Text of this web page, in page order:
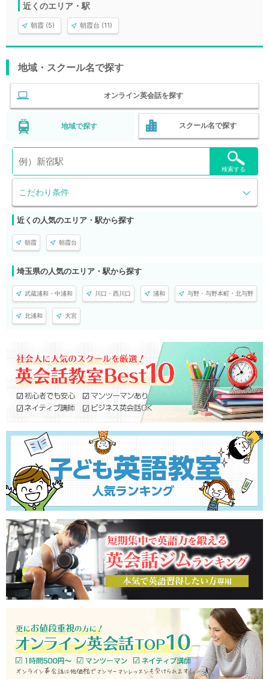
近くのエリア・駅
朝霞 (5) 朝霞台 (11)
地域・スクール名で探す
オンライン英会話を探す
地域で探す スクール名で探す
こだわり条件
検索する
近くの人気のエリア・駅から探す
朝霞 朝霞台
埼玉県の人気のエリア・駅から探す
武蔵浦和・中浦和 川口・西川口 浦和 与野・与野本町・北与野
北浦和 大宮